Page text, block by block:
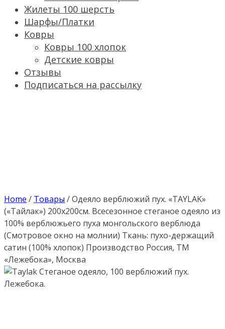
Жилеты 100 шерсть
Шарфы/Платки
Ковры
Ковры 100 хлопок
Детские ковры
Отзывы
Подписаться на рассылку
Home / Товары /Одеяло верблюжий пух. «TAYLAK»
(«Тайлак») 200х200см. Всесезонное стеганое одеяло из
100% верблюжьего пуха монгольского верблюда
(Смотровое окно на молнии) Ткань: пухо-держащий
сатин (100% хлопок) Производство Россия, ТМ
«Лежебока», Москва